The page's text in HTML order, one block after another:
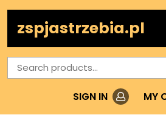
contentzspjastrzebia.pl
Search
for:
SIGN IN Login
MY